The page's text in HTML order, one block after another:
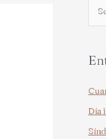
c
Día